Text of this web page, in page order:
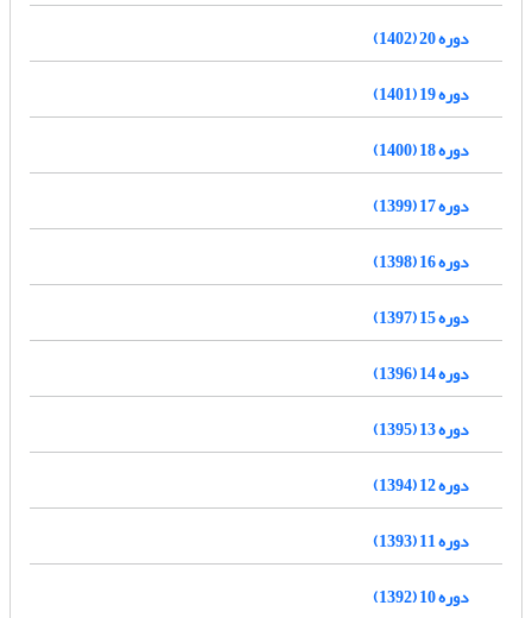
دوره 20 (1402)
دوره 19 (1401)
دوره 18 (1400)
دوره 17 (1399)
دوره 16 (1398)
دوره 15 (1397)
دوره 14 (1396)
دوره 13 (1395)
دوره 12 (1394)
دوره 11 (1393)
دوره 10 (1392)